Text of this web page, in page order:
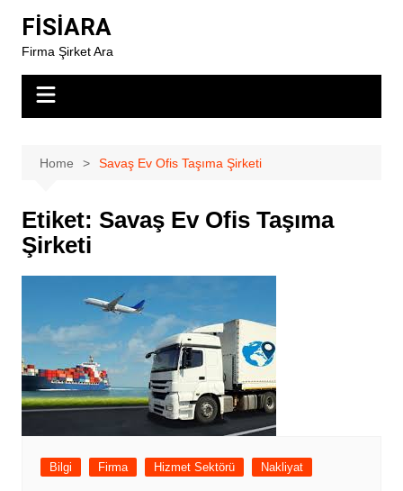
content
FİSİARA
Firma Şirket Ara
Home Savaş Ev Ofis Taşıma Şirketi
Etiket: Savaş Ev Ofis Taşıma
Şirketi
Bilgi Firma Hizmet Sektörü Nakliyat